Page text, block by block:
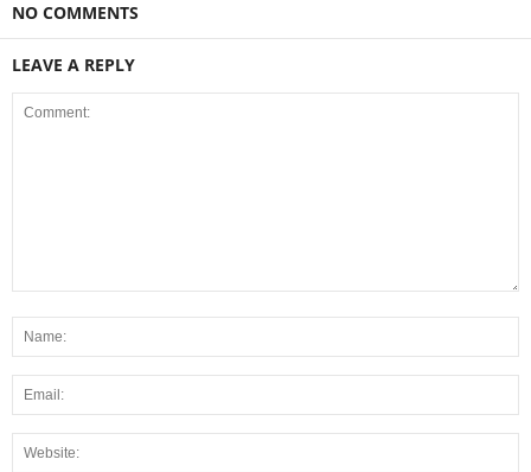
NO COMMENTS
LEAVE A REPLY